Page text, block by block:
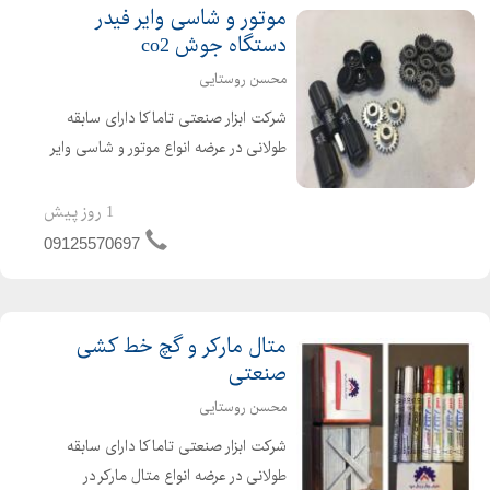
كاروفناوري هشتم جدول استاندارد ورق های فلزی
ضخامت ورق های فولادی موجود در بازار
قیمت ورق اکسین
قیمت ورق گالوانیزه
قیمت ورق رنگی
قیمت ورق شیروانی
قیمت ضایعات ورق سیاه
قیمت ورق سیاه برش خورده
قیمت ورق سیاه قطعات
ورق سیاه چیست
قیمت ورق آهن
موتور و شاسی وایر فیدر
دستگاه جوش co2
محسن روستایی
شرکت ابزار صنعتی تاماکا دارای سابقه
طولانی در عرضه انواع موتور و شاسی وایر
ولت چرخ دنده ، غلطک ، درپوش و دسته
1 روز پیش
09125570697
متال مارکر و گچ خط کشی
صنعتی
محسن روستایی
شرکت ابزار صنعتی تاماکا دارای سابقه
طولانی در عرضه انواع متال مارکر در